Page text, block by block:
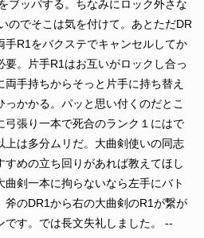
ブッパする。ちなみにロック外さな
のでそこは気を付けて。あとただDR
手R1をバクステでキャンセルしてか
要。片手R1はお互いがロックし合っ
手持ちからそっと片手に持ち替え
かかる。パッと思い付くのだとこ
弓張り一本で死合のランク１にはで
上は多分ムリだ。大曲剣使いの同志
すめの立ち回りがあれば教えてほし
剣一本に拘らないなら左手にバト
斧のDR1から右の大曲剣のR1が繋が
です。では長文失礼しました。 --